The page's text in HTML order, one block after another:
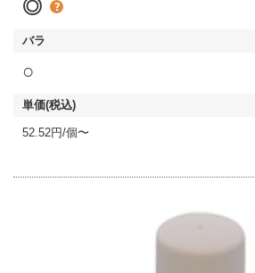
◎
○
52.52円/個〜